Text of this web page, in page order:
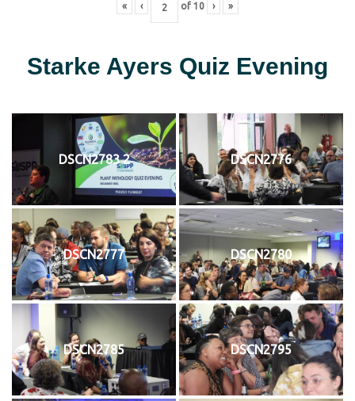
« ‹ of 10 › »
Starke Ayers Quiz Evening
DSCN2783 2 DSCN2776
DSCN2777 DSCN2780
DSCN2785 DSCN2795